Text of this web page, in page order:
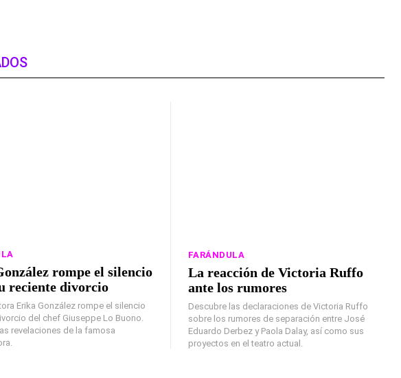
rompe el silencio
reciente divorcio
Erika González rompe el silencio
del chef Giuseppe Lo Buono.
revelaciones de la famosa
FARÁNDULA
La reacción de Victoria Ruffo
ante los rumores
Descubre las declaraciones de Victoria Ruffo
sobre los rumores de separación entre José
Eduardo Derbez y Paola Dalay, así como sus
proyectos en el teatro actual.